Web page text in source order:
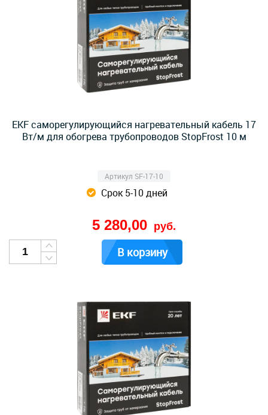
EKF саморегулирующийся нагревательный кабель 17
Вт/м для обогрева трубопроводов StopFrost 10 м
Артикул SF-17-10
Срок 5-10 дней
5 280,00 руб.
В корзину